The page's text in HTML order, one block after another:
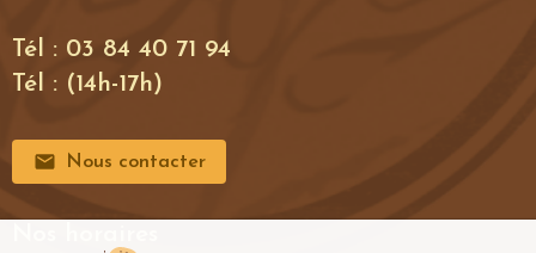
Tél : 03 84 40 71 94
Tél : (14h-17h)
Nous contacter